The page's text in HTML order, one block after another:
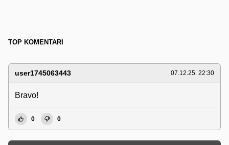
TOP KOMENTARI
user1745063443 07.12.25. 22:30
Bravo!
0 0